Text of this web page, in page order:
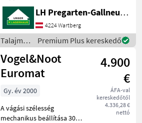
Váltvaforgató eke ,
Csoroszlyák: 4-vasú,
Tárcsás csoroszlya,
Támkerék, : hidraulikus
Váltvaforgató eke
Talajművelő gépek Eke
LH Pregarten-Gallneukirchen, Pregarten
4224 Wartberg
Talajművelő
gépek /
Vogel&Noot
Premium Plus kereskedő
Vogel&Noot
Euromat
4.900
€
ÁFA-val
kereskedőtől
4.336,28 €
nettó
Gy. év 2000
A vágási szélesség
mechanikus beállítása 30–